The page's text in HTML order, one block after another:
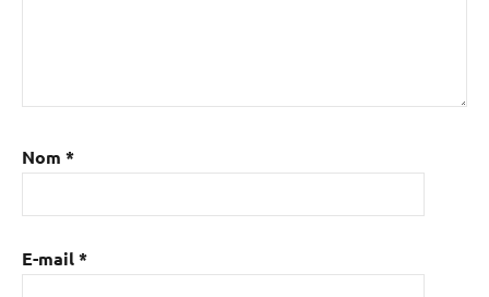
Nom *
E-mail*